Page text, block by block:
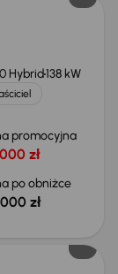
Hybrid138 kW
promocyjna
zł
po obniżce
zł